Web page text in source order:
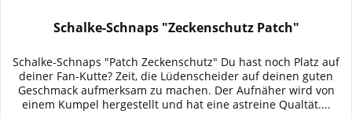
Schalke-Schnaps "Zeckenschutz Patch"
Schalke-Schnaps "Patch Zeckenschutz" Du hast noch Platz auf
deiner Fan-Kutte? Zeit, die Lüdenscheider auf deinen guten
Geschmack aufmerksam zu machen. Der Aufnäher wird von
einem Kumpel hergestellt und hat eine astreine Qualtät....